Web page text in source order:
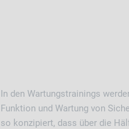
In den Wartungstrainings
Funktion und Wartung von
so konzipiert, dass über die